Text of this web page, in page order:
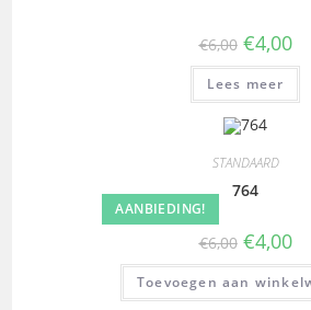
€6,00 €4,00
Lees meer
AANBIEDING!
STANDAARD
764
€6,00 €4,00
Toevoegen aan